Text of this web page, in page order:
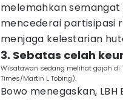
melemahkan
mencederai partisipasi
menjaga kelestarian
3. Sebatas celah
Wisatawan sedang melihat gajah di
Times/Martin L Tobing).
Bowo menegaskan,